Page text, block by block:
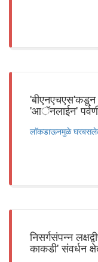
'बीएनएचएस'कडून
'आॅनलाईन'
लाॅकडाऊनमुळे
निसर्गसंपन्न
काकडी' संवर्धन